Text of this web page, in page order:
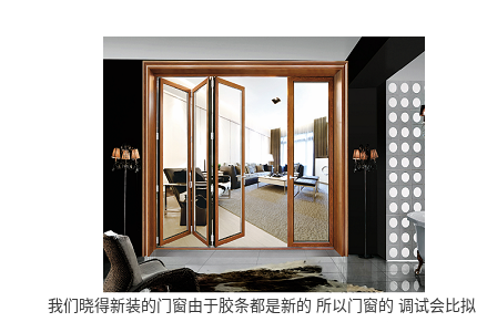
我们晓得新装的门窗由于胶条都是新的 所以门窗的 调试会比拟